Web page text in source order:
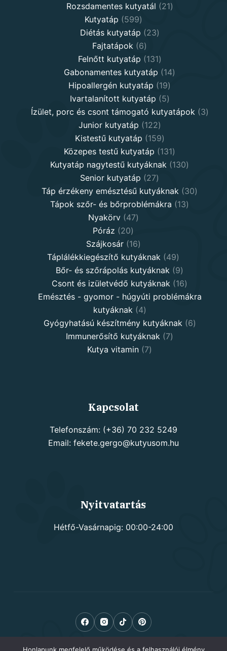
products
Rozsdamentes kutyatál 2121
Kutyatáp 599599
products
Diétás kutyatáp 2323
Fajtatápok 66
products
Felnőtt kutyatáp 131131
products
Gabonamentes kutyatáp 1414
Hipoallergén kutyatáp 1919
products
Ivartalanított kutyatáp 55
products
Ízület, porc és csont támogató kutyatápok 33
Junior kutyatáp 122122
products
Kistestű kutyatáp 159159
products
Közepes testű kutyatáp 131131
products
Kutyatáp nagytestű kutyáknak 130130
Senior kutyatáp 2727
products
Táp érzékeny emésztésű kutyáknak 3030
Tápok szőr- és bőrproblémákra 1313
Nyakörv 4747
Póráz 2020
products
Szájkosár 1616
products
Táplálékkiegészítő kutyáknak 4949
products
Bőr- és szőrápolás kutyáknak 99
products
Csont és izületvédő kutyáknak 1616
products
Emésztés - gyomor - húgyúti problémákra
kutyáknak
44
products
Gyógyhatású készítmény kutyáknak 66
Immunerősítő kutyáknak 77
Kutya vitamin 77
Kapcsolat
Telefonszám: (+36) 70 232 5249
Email: fekete.gergo@kutyusom.hu
Nyitvatartás
Hétfő-Vasárnapig: 00:00-24:00